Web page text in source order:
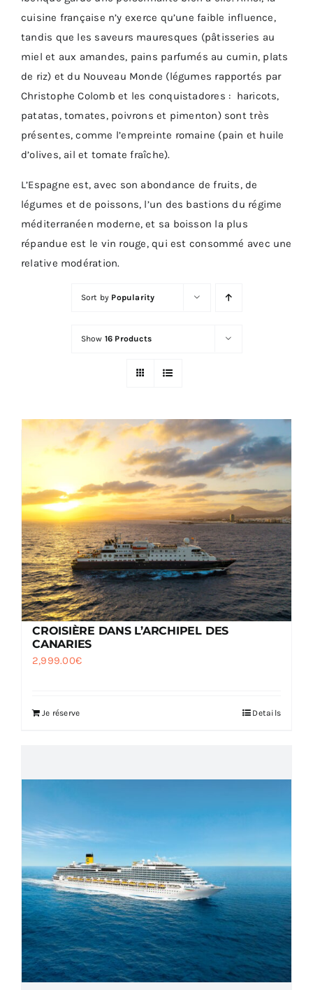
cuisine française n’y exerce qu’une faible influence,
tandis que les saveurs mauresques (pâtisseries au
miel et aux amandes, pains parfumés au cumin, plats
de riz) et du Nouveau Monde (légumes rapportés par
Christophe Colomb et les conquistadores : haricots,
patatas, tomates, poivrons et pimenton) sont très
présentes, comme l’empreinte romaine (pain et huile
d’olives, ail et tomate fraîche).
L’Espagne est, avec son abondance de fruits, de
légumes et de poissons, l’un des bastions du régime
méditerranéen moderne, et sa boisson la plus
répandue est le vin rouge, qui est consommé avec une
relative modération.
Sort by Popularity
Show 16 Products
CROISIÈRE DANS L’ARCHIPEL DES
CANARIES
2,999.00€
Je réserve Details